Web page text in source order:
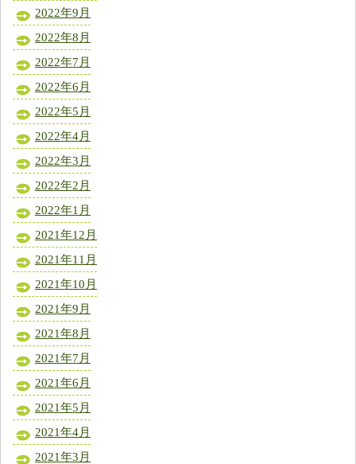
2022年9月
2022年8月
2022年7月
2022年6月
2022年5月
2022年4月
2022年3月
2022年2月
2022年1月
2021年12月
2021年11月
2021年10月
2021年9月
2021年8月
2021年7月
2021年6月
2021年5月
2021年4月
2021年3月